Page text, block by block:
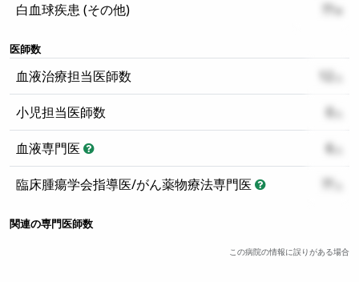
白血球疾患 (その他) ??
医師数
血液治療担当医師数 12
小児担当医師数 0
血液専門医 6
臨床腫瘍学会指導医/がん薬物療法専門医 ??
関連の専門医師数
この病院の情報に誤りがある場合